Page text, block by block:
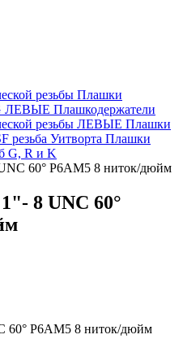
резьбы Плашки
ЛЕВЫЕ Плашкодержатели
резьбы ЛЕВЫЕ Плашки
резьба Уитворта Плашки
G, R и K
60° Р6АМ5 8 ниток/дюйм
8 UNC 60°